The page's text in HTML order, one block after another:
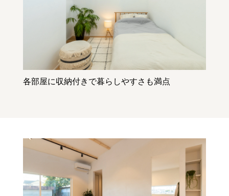
各部屋に収納付きで暮らしやすさも満点